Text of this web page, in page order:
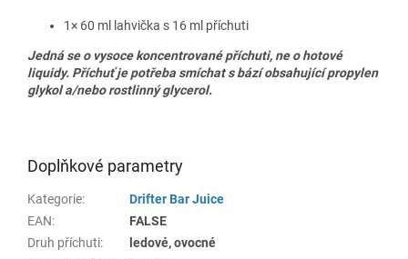
1× 60 ml lahvička s 16 ml příchuti
Jedná se o vysoce koncentrované příchuti, ne o hotové
liquidy. Příchuť je potřeba smíchat s bází obsahující propylen
glykol a/nebo rostlinný glycerol.
Doplňkové parametry
Kategorie:
Drifter Bar Juice
EAN:
FALSE
Druh příchuti:
ledové, ovocné